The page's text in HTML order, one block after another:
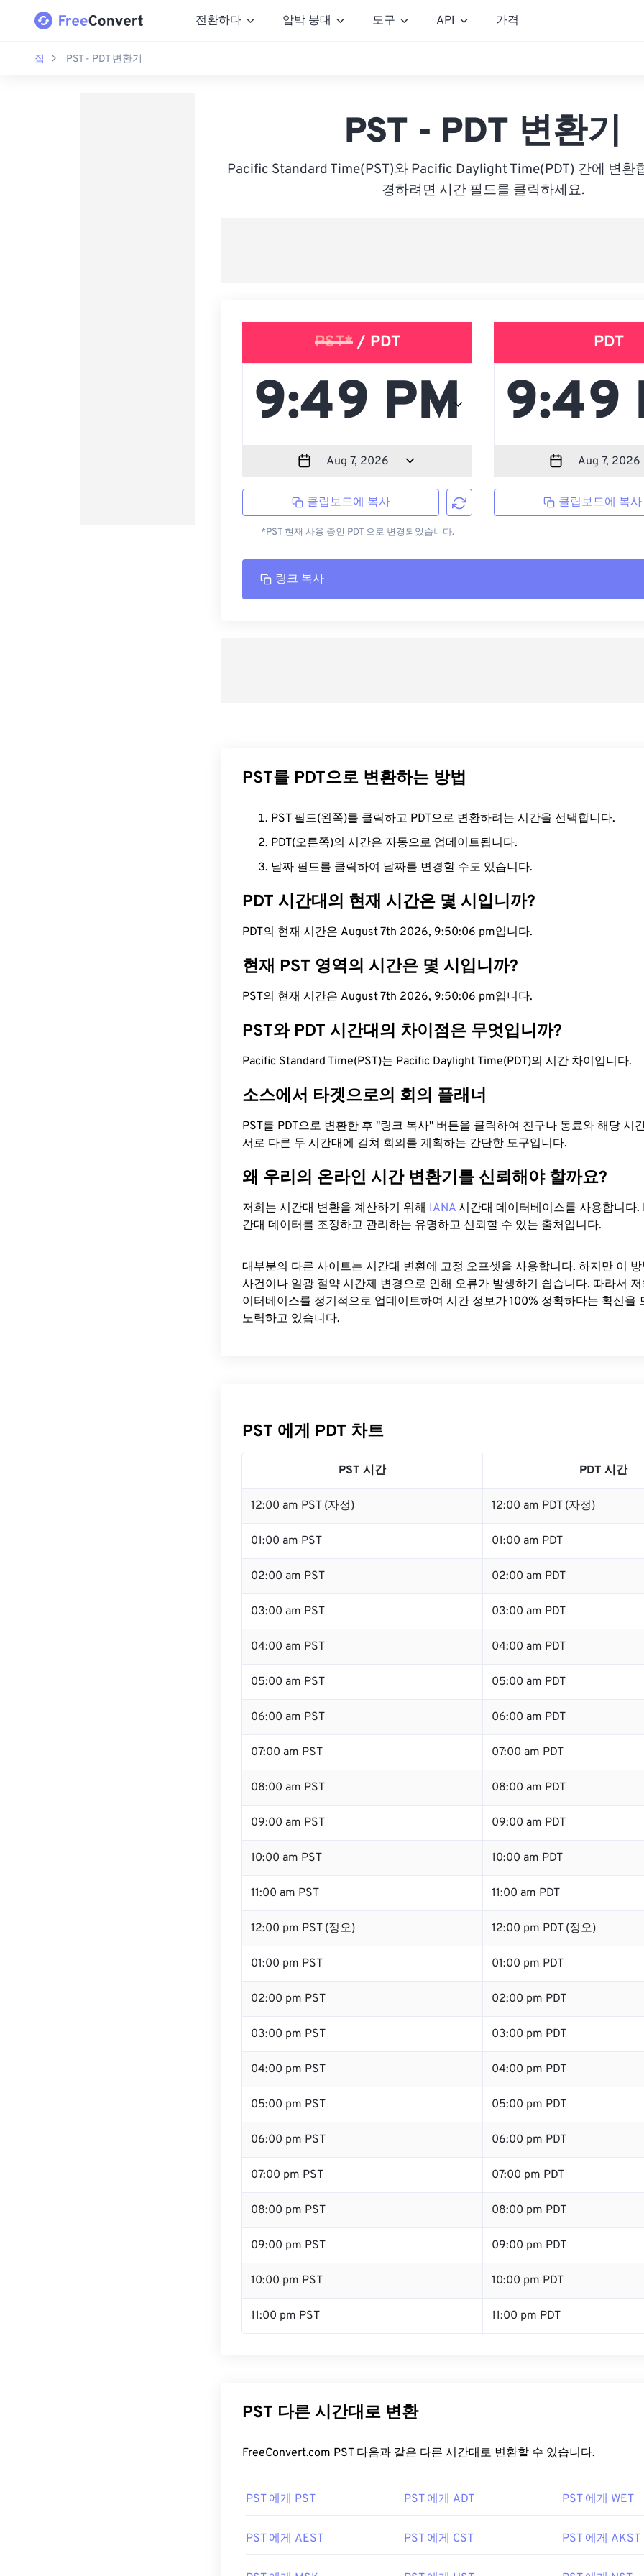
전환하다 압박 붕대 도구 API 가격
집 PST - PDT 변환기
PST - PDT 변환기
Pacific Standard Time(PST)와 Pacific Daylight Time(PDT) 간에 변환
경하려면 시간 필드를 클릭하세요.
PST*/ PDT
클립보드에 복사
*PST 현재 사용 중인 PDT 으로 변경되었습니다.
PDT
클립보드에 복사
링크 복사
PST를 PDT으로 변환하는 방법
PST 필드(왼쪽)를 클릭하고 PDT으로 변환하려는 시간을 선택합니다.
PDT(오른쪽)의 시간은 자동으로 업데이트됩니다.
날짜 필드를 클릭하여 날짜를 변경할 수도 있습니다.
PDT 시간대의 현재 시간은 몇 시입니까?
PDT의 현재 시간은 August 7th 2026, 9:50:07 pm입니다.
현재 PST 영역의 시간은 몇 시입니까?
PST의 현재 시간은 August 7th 2026, 9:50:07 pm입니다.
PST와 PDT 시간대의 차이점은 무엇입니까?
Pacific Standard Time(PST)는 Pacific Daylight Time(PDT)의 시간 차이입니다.
소스에서 타겟으로의 회의 플래너
PST를 PDT으로 변환한 후 "링크 복사" 버튼을 클릭하여 친구나 동료와 해당 시
서로 다른 두 시간대에 걸쳐 회의를 계획하는 간단한 도구입니다.
왜 우리의 온라인 시간 변환기를 신뢰해야 할까요?
저희는 시간대 변환을 계산하기 위해 IANA 시간대 데이터베이스를 사용합니다.
간대 데이터를 조정하고 관리하는 유명하고 신뢰할 수 있는 출처입니다.
대부분의 다른 사이트는 시간대 변환에 ​​고정 오프셋을 사용합니다. 하지만 이
사건이나 일광 절약 시간제 변경으로 인해 오류가 발생하기 쉽습니다. 따라서 저
이터베이스를 정기적으로 업데이트하여 시간 정보가 100% 정확하다는 확신을
노력하고 있습니다.
PST 에게 PDT 차트
PST 시간 PDT 시간
12:00 am PST (자정) 12:00 am PDT (자정)
01:00 am PST 01:00 am PDT
02:00 am PST 02:00 am PDT
03:00 am PST 03:00 am PDT
04:00 am PST 04:00 am PDT
05:00 am PST 05:00 am PDT
06:00 am PST 06:00 am PDT
07:00 am PST 07:00 am PDT
08:00 am PST 08:00 am PDT
09:00 am PST 09:00 am PDT
10:00 am PST 10:00 am PDT
11:00 am PST 11:00 am PDT
12:00 pm PST (정오) 12:00 pm PDT (정오)
01:00 pm PST 01:00 pm PDT
02:00 pm PST 02:00 pm PDT
03:00 pm PST 03:00 pm PDT
04:00 pm PST 04:00 pm PDT
05:00 pm PST 05:00 pm PDT
06:00 pm PST 06:00 pm PDT
07:00 pm PST 07:00 pm PDT
08:00 pm PST 08:00 pm PDT
09:00 pm PST 09:00 pm PDT
10:00 pm PST 10:00 pm PDT
11:00 pm PST 11:00 pm PDT
PST 다른 시간대로 변환
FreeConvert.com PST 다음과 같은 다른 시간대로 변환할 수 있습니다.
PST 에게 PST PST 에게 ADT PST 에게 WET
PST 에게 AEST PST 에게 CST PST 에게 AKST